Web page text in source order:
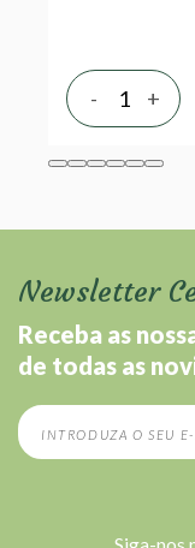
+
-
Newsletter
Receba as
de todas as